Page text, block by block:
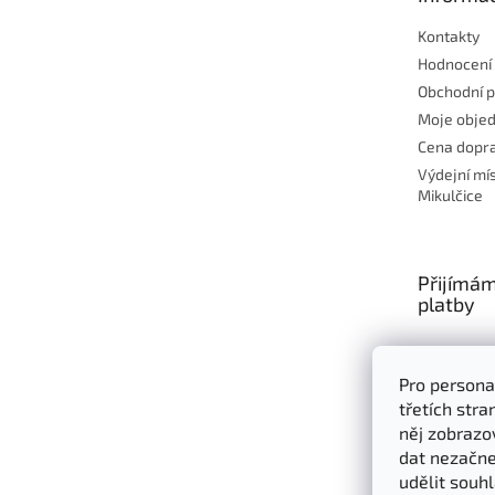
Pro
třetích
něj
dat
udělit
Kontakty
Obchodní
Moje
Cena
Výdejní
Mikulčice
platby